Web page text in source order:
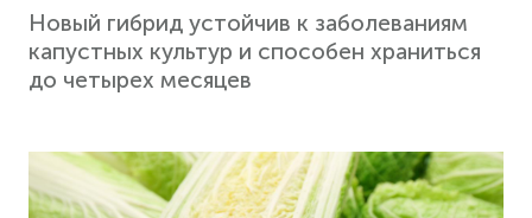
Новый гибрид устойчив к заболеваниям
капустных культур и способен храниться
до четырех месяцев